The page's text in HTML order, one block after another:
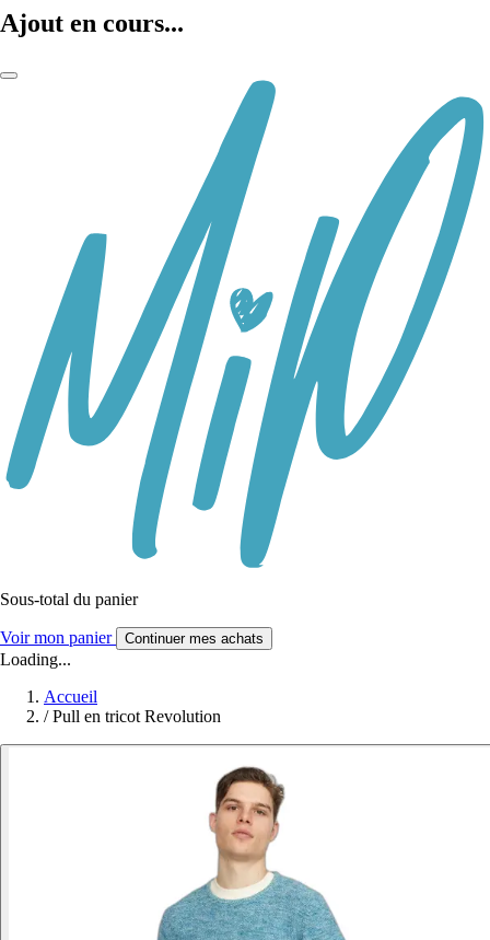
Ajout en cours...
Sous-total du panier
Voir mon panier Continuer mes achats
Loading...
Accueil
/ Pull en tricot Revolution